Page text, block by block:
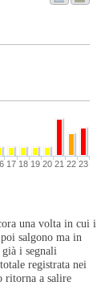
17 18 19 20 21 22 23
una volta in cui i
salgono ma in
i segnali
registrata nei
ritorna a salire